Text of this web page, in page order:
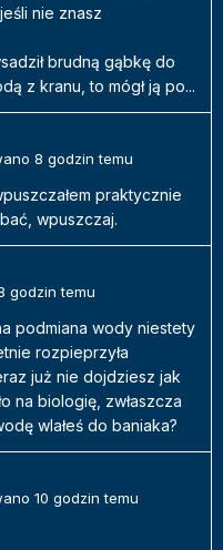
nie znasz
brudną gąbkę do
z kranu, to mógł ją po...
8 godzin temu
praktycznie
wpuszczaj.
godzin temu
podmiana wody niestety
rozpieprzyła
już nie dojdziesz jak
na biologię, zwłaszcza
wlałeś do baniaka?
10 godzin temu